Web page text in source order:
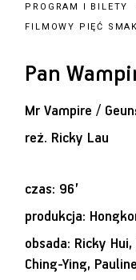
PROGRAM I BILETY
FILMOWY PIĘĆ
Pan
Mr Vampire /
reż. Ricky Lau
czas: 96’
produkcja:
obsada: Ricky
Ching-Ying,